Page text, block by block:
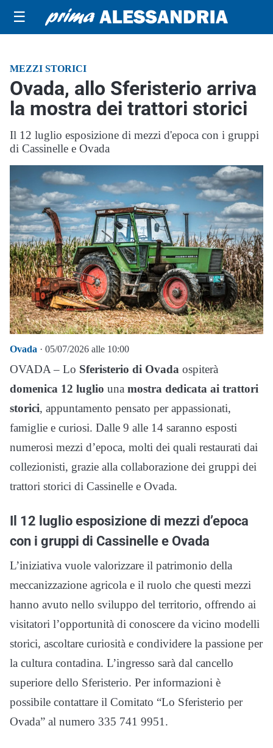
☰
MEZZI STORICI
Ovada, allo Sferisterio arriva
la mostra dei trattori storici
Il 12 luglio esposizione di mezzi d'epoca con i gruppi
di Cassinelle e Ovada
Ovada · 05/07/2026 alle 10:00
OVADA – Lo Sferisterio di Ovada ospiterà
domenica 12 luglio una mostra dedicata ai trattori
storici, appuntamento pensato per appassionati,
famiglie e curiosi. Dalle 9 alle 14 saranno esposti
numerosi mezzi d’epoca, molti dei quali restaurati dai
collezionisti, grazie alla collaborazione dei gruppi dei
trattori storici di Cassinelle e Ovada.
Il 12 luglio esposizione di mezzi d’epoca
con i gruppi di Cassinelle e Ovada
L’iniziativa vuole valorizzare il patrimonio della
meccanizzazione agricola e il ruolo che questi mezzi
hanno avuto nello sviluppo del territorio, offrendo ai
visitatori l’opportunità di conoscere da vicino modelli
storici, ascoltare curiosità e condividere la passione per
la cultura contadina. L’ingresso sarà dal cancello
superiore dello Sferisterio. Per informazioni è
possibile contattare il Comitato “Lo Sferisterio per
Ovada” al numero 335 741 9951.